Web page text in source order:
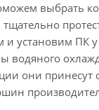
выбрать
и установим ПК
водяного
они